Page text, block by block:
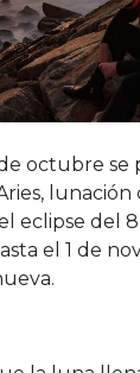
octubre se
lunación
eclipse del
el 1 de